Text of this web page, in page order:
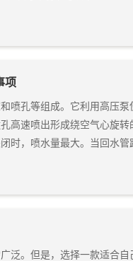
项
喷孔等组成。它利用高压
高速喷出形成绕空气心旋
时，喷水量最大。当回水管
泛。但是，选择一款适合